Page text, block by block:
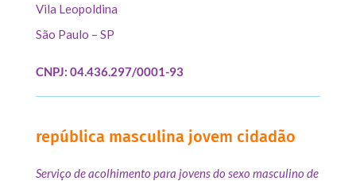
Vila Leopoldina
São Paulo – SP
CNPJ: 04.436.297/0001-93
república masculina jovem cidadão
Serviço de acolhimento para jovens do sexo masculino de